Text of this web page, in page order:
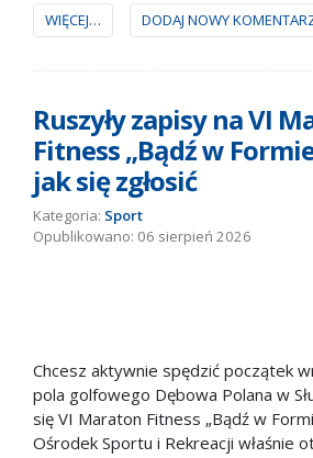
WIĘCEJ… DODAJ NOWY
Ruszyły zapisy na VI
Fitness „Bądź w
jak się zgłosić
Kategoria: Sport
06 sierpień 2026
Chcesz aktywnie spędzić początek
pola golfowego Dębowa Polana w
się VI Maraton Fitness „Bądź w
Ośrodek Sportu i Rekreacji właśnie